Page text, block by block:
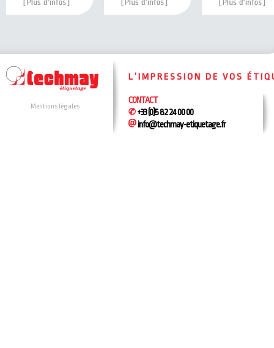
Mentions légales
L’IMPRESSION DE VOS
CONTACT
+33 (0)5 82 24 00 00
info@techmay-etiquetage.fr